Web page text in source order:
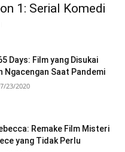
1: Serial Komedi
Days: Film yang Disukai
Ngacengan Saat Pandemi
23/2020
Remake Film Misteri
yang Tidak Perlu